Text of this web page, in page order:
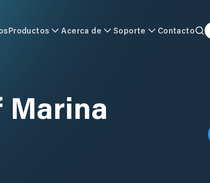
Productos Acerca de Soporte Contacto
Marina